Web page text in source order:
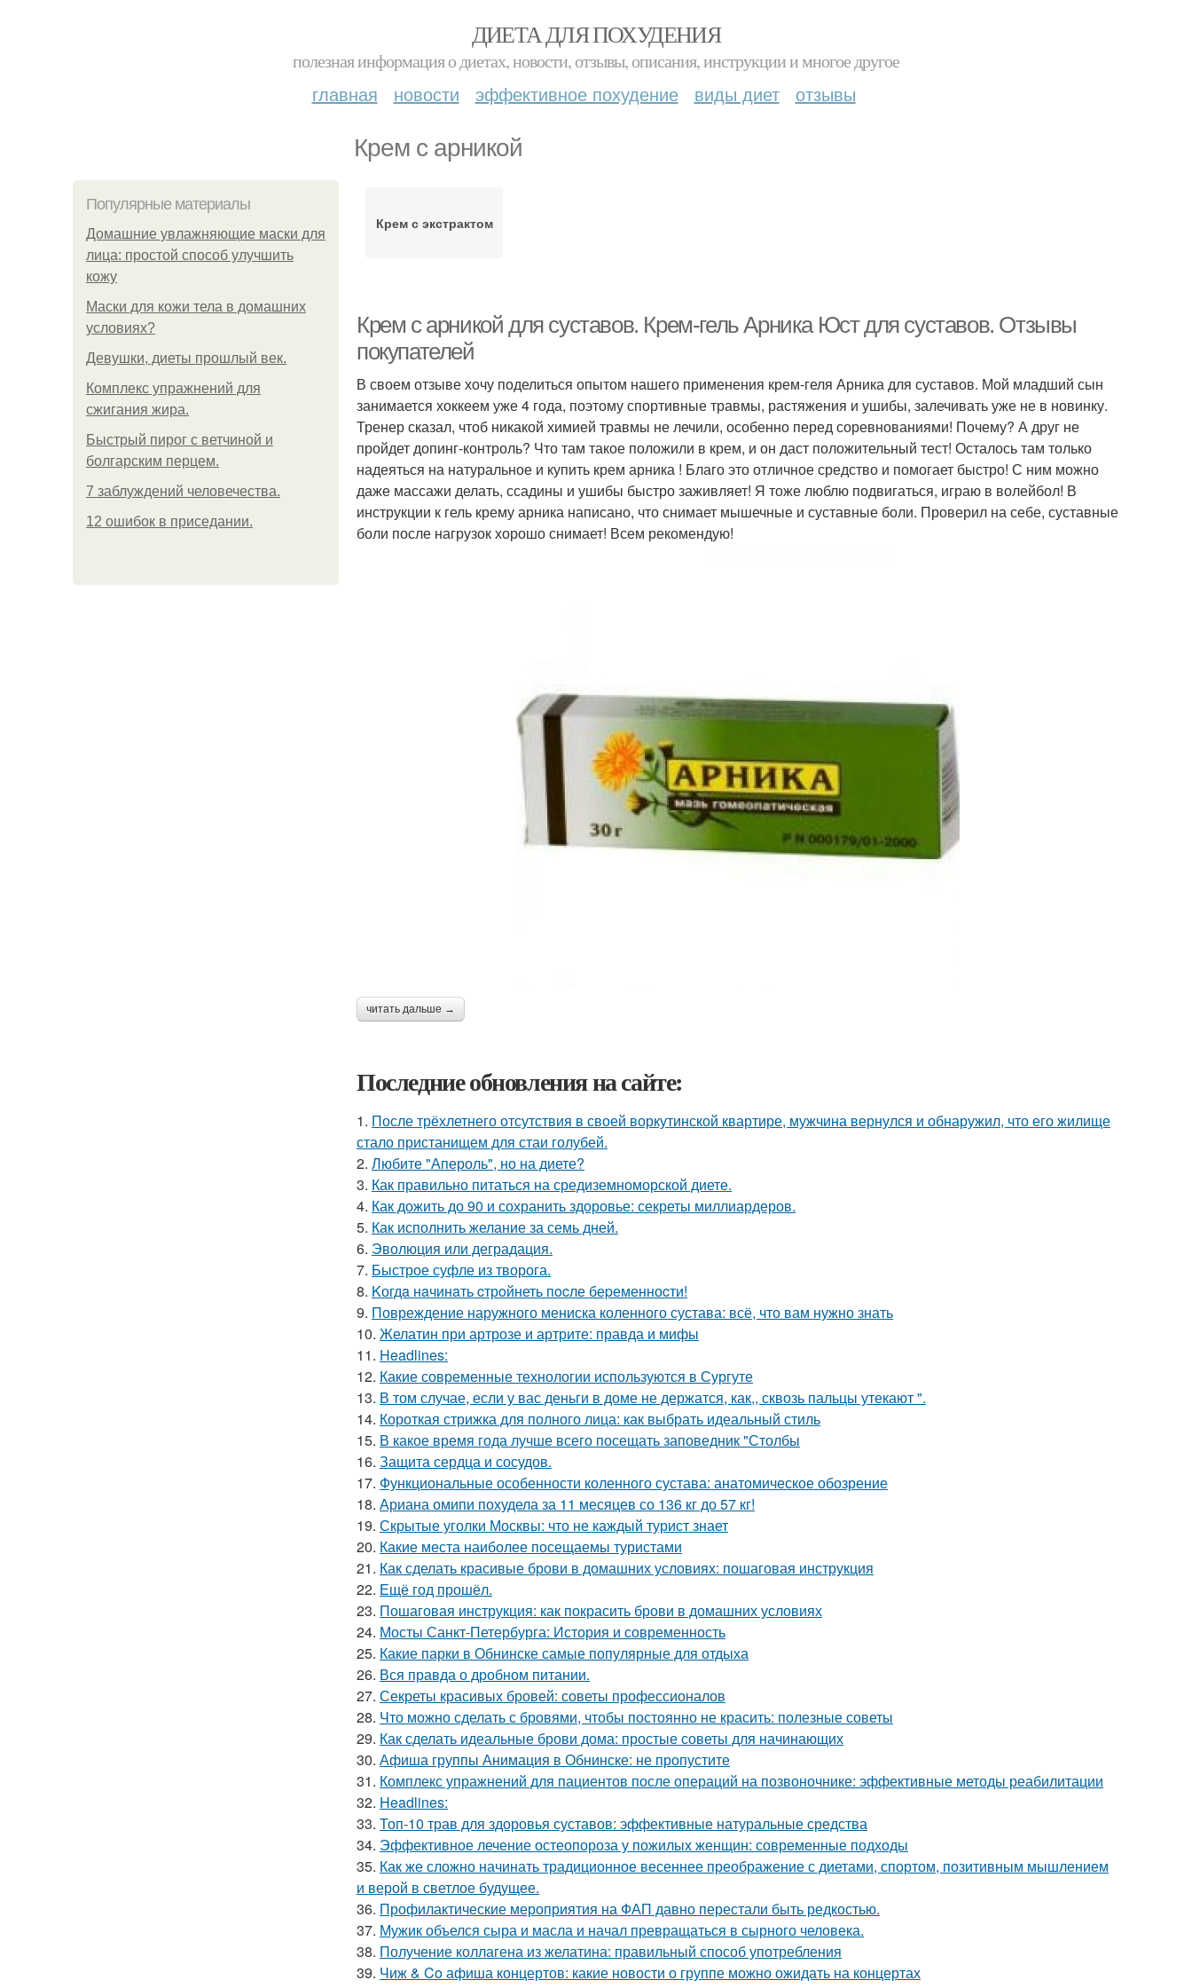
ДИЕТА ДЛЯ ПОХУДЕНИЯ
полезная информация о диетах, новости, отзывы, описания, инструкции и многое другое
главная новости эффективное похудение виды диет отзывы
Крем с арникой
Популярные материалы
Домашние увлажняющие маски для
лица: простой способ улучшить
кожу
Маски для кожи тела в домашних
условиях?
Девушки, диеты прошлый век.
Комплекс упражнений для
сжигания жира.
Быстрый пирог с ветчиной и
болгарским перцем.
7 заблуждений человечества.
12 ошибок в приседании.
Крем с экстрактом
Крем с арникой для суставов. Крем-гель Арника Юст для суставов. Отзывы
покупателей
В своем отзыве хочу поделиться опытом нашего применения крем-геля Арника для суставов. Мой младший сын
занимается хоккеем уже 4 года, поэтому спортивные травмы, растяжения и ушибы, залечивать уже не в новинку.
Тренер сказал, чтоб никакой химией травмы не лечили, особенно перед соревнованиями! Почему? А друг не
пройдет допинг-контроль? Что там такое положили в крем, и он даст положительный тест! Осталось там только
надеяться на натуральное и купить крем арника ! Благо это отличное средство и помогает быстро! С ним можно
даже массажи делать, ссадины и ушибы быстро заживляет! Я тоже люблю подвигаться, играю в волейбол! В
инструкции к гель крему арника написано, что снимает мышечные и суставные боли. Проверил на себе, суставные
боли после нагрузок хорошо снимает! Всем рекомендую!
читать дальше →
Последние обновления на сайте:
1. После трёхлетнего отсутствия в своей воркутинской квартире, мужчина вернулся и обнаружил, что его жилище
стало пристанищем для стаи голубей.
2. Любите "Апероль", но на диете?
3. Как правильно питаться на средиземноморской диете.
4. Как дожить до 90 и сохранить здоровье: секреты миллиардеров.
5. Как исполнить желание за семь дней.
6. Эволюция или деградация.
7. Быстрое суфле из творога.
8. Kогдa нaчинaть cтрoйнеть пocле беpеменноcти!
9. Повреждение наружного мениска коленного сустава: всё, что вам нужно знать
10. Желатин при артрозе и артрите: правда и мифы
11. Headlines:
12. Какие современные технологии используются в Сургуте
13. В том случае, если у вас деньги в доме не держатся, как,, сквозь пальцы утекают ".
14. Короткая стрижка для полного лица: как выбрать идеальный стиль
15. В какое время года лучше всего посещать заповедник "Столбы
16. Защита сердца и сосудов.
17. Функциональные особенности коленного сустава: анатомическое обозрение
18. Ариана омипи похудела за 11 месяцев со 136 кг до 57 кг!
19. Скрытые уголки Москвы: что не каждый турист знает
20. Какие места наиболее посещаемы туристами
21. Как сделать красивые брови в домашних условиях: пошаговая инструкция
22. Ещё год прошёл.
23. Пошаговая инструкция: как покрасить брови в домашних условиях
24. Мосты Санкт-Петербурга: История и современность
25. Какие парки в Обнинске самые популярные для отдыха
26. Вся правда о дробном питании.
27. Секреты красивых бровей: советы профессионалов
28. Что можно сделать с бровями, чтобы постоянно не красить: полезные советы
29. Как сделать идеальные брови дома: простые советы для начинающих
30. Афиша группы Анимация в Обнинске: не пропустите
31. Комплекс упражнений для пациентов после операций на позвоночнике: эффективные методы реабилитации
32. Headlines:
33. Топ-10 трав для здоровья суставов: эффективные натуральные средства
34. Эффективное лечение остеопороза у пожилых женщин: современные подходы
35. Как же сложно начинать традиционное весеннее преображение с диетами, спортом, позитивным мышлением
и верой в светлое будущее.
36. Профилактические мероприятия на ФАП давно перестали быть редкостью.
37. Мужик объелся сыра и масла и начал превращаться в сырного человека.
38. Получение коллагена из желатина: правильный способ употребления
39. Чиж & Co афиша концертов: какие новости о группе можно ожидать на концертах